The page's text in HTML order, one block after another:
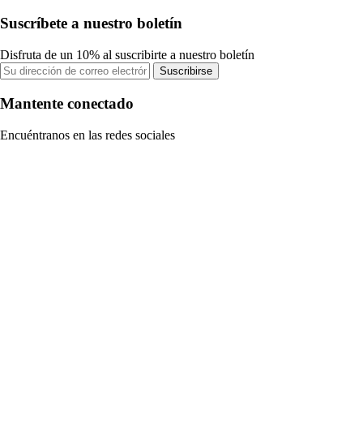
Suscríbete a nuestro boletín
Disfruta de un 10% al suscribirte a nuestro boletín
Suscribirse
Mantente conectado
Encuéntranos en las redes sociales